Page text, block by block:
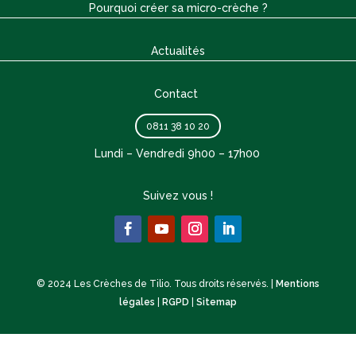
Pourquoi créer sa micro-crèche ?
Actualités
Contact
0811 38 10 20
Lundi – Vendredi 9h00 – 17h00
Suivez vous !
© 2024 Les Crèches de Tilio. Tous droits réservés. |
Mentions
légales
RGPD Sitemap